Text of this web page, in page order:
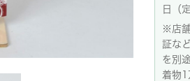
日（
※店
証な
を別
着物1